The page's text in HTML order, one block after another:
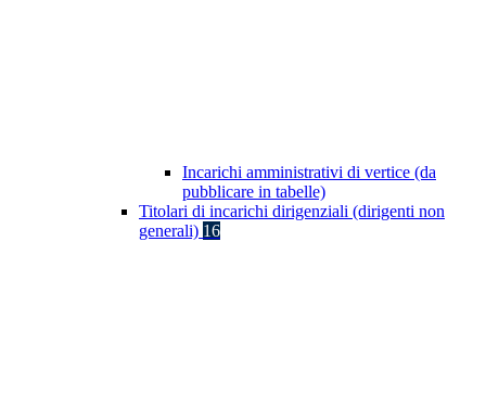
Incarichi amministrativi di vertice (da
pubblicare in tabelle)
Titolari di incarichi dirigenziali (dirigenti non
generali) 16